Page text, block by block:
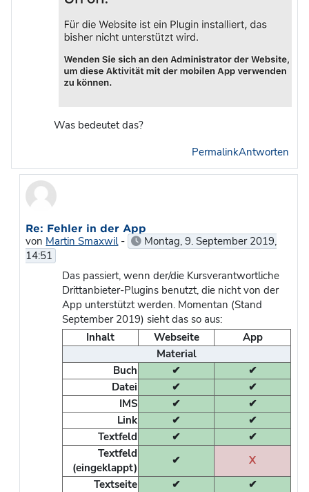
Was bedeutet das?
PermalinkAntworten
Re: Fehler in der App
von Martin Smaxwil-
Montag, 9. September 2019,
14:51
Das passiert, wenn der/die Kursverantwortliche
Drittanbieter-Plugins benutzt, die nicht von der
App unterstützt werden. Momentan (Stand
September 2019) sieht das so aus:
Inhalt
Webseite
App
Material
Buch
✔
✔
Datei
✔
✔
IMS
✔
✔
Link
✔
✔
Textfeld
✔
✔
Textfeld
(eingeklappt)
✔
X
Textseite
✔
✔